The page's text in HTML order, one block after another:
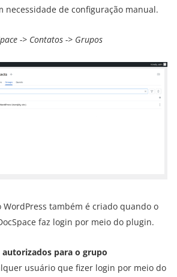
necessidade de configuração manual.
-> Contatos -> Grupos
WordPress também é criado quando o
faz login por meio do plugin.
para o grupo
usuário que fizer login por meio do